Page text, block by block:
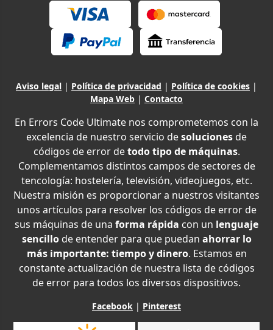
Aviso legal | Política de privacidad | Política de cookies |
Mapa Web | Contacto
En Errors Code Ultimate nos comprometemos con la
excelencia de nuestro servicio desoluciones de
códigos de error detodo tipo de máquinas.
Complementamos distintos campos de sectores de
tencología: hostelería, televisión, videojuegos, etc.
Nuestra misión es proporcionar a nuestros visitantes
unos artículos para resolver los códigos de error de
sus máquinas de una forma rápida con un lenguaje
sencillode entender para que puedan ahorrar lo
más importante: tiempo y dinero. Estamos en
constante actualización de nuestra lista de códigos
de error para todos los diversos dispositivos.
Facebook | Pinterest